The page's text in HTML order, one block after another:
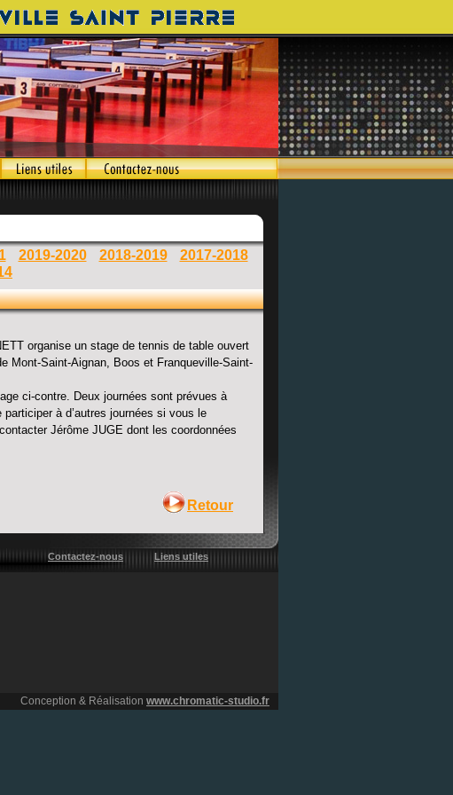
2019-2020 2018-2019
2017-2018
organise un stage de tennis de table ouvert
Mont-Saint-Aignan, Boos et Franqueville-Saint-
ci-contre. Deux journées sont prévues à
à d’autres journées si vous le
Jérôme JUGE dont les coordonnées
Retour
Contactez-nous Liens utiles
Conception & Réalisation www.chromatic-studio.fr